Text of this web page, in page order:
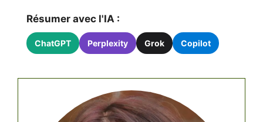
Résumer avec l'IA :
ChatGPT Perplexity Grok Copilot